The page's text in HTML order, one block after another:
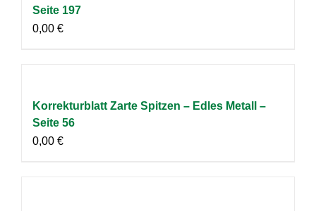
Seite 197
0,00 €
Korrekturblatt Zarte Spitzen – Edles Metall –
Seite 56
0,00 €